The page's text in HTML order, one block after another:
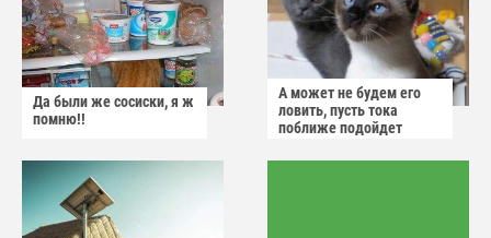
Да были же сосиски, я ж
помню!!
А может не будем его
ловить, пусть тока
поближе подойдет